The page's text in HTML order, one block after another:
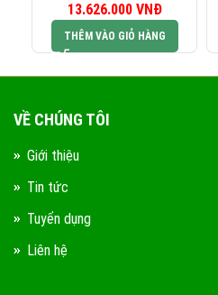
Giá gốc là:
15.140.000 VNĐ.
13.626.000 VNĐ
Giá
THÊM VÀO GIỎ HÀNG
VỀ CHÚNG TÔI
Giới thiệu
Tin tức
Tuyển dụng
Liên hệ